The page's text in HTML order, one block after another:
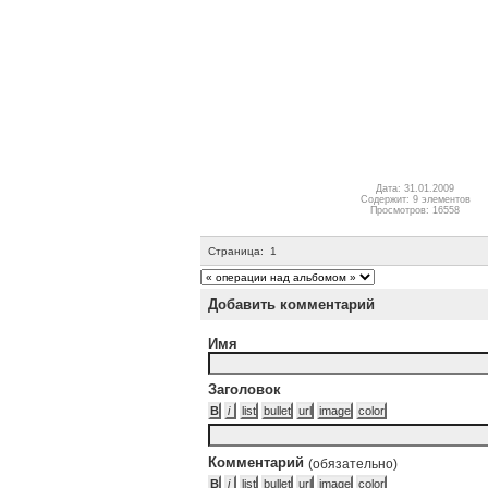
Дата: 31.01.2009
Содержит: 9 элементов
Просмотров: 16558
Страница: 1
Добавить комментарий
Имя
Заголовок
Комментарий (обязательно)